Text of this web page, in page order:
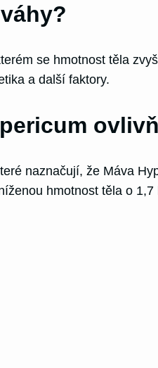
se hmotnost těla
a další faktory.
naznačují, že Máva
hmotnost těla o 1,7